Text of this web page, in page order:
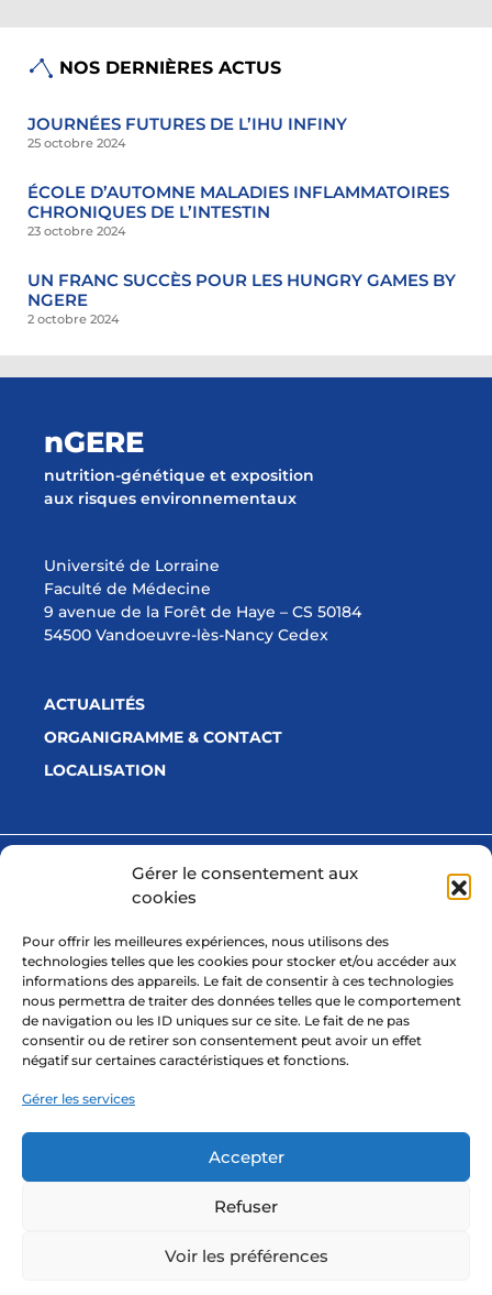
Gérer le consentement aux
cookies
Pour offrir les meilleures expériences, nous utilisons des
technologies telles que les cookies pour stocker et/ou accéder aux
informations des appareils. Le fait de consentir à ces technologies
nous permettra de traiter des données telles que le comportement
de navigation ou les ID uniques sur ce site. Le fait de ne pas
consentir ou de retirer son consentement peut avoir un effet
négatif sur certaines caractéristiques et fonctions.
Gérer les services
Accepter
Refuser
Voir les préférences
NOS DERNIÈRES ACTUS
JOURNÉES FUTURES DE L’IHU INFINY
25 octobre 2024
ÉCOLE D’AUTOMNE MALADIES INFLAMMATOIRES
CHRONIQUES DE L’INTESTIN
23 octobre 2024
UN FRANC SUCCÈS POUR LES HUNGRY GAMES BY
NGERE
2 octobre 2024
nGERE
nutrition-génétique et exposition
aux risques environnementaux
Université de Lorraine
Faculté de Médecine
9 avenue de la Forêt de Haye – CS 50184
54500 Vandoeuvre-lès-Nancy Cedex
ACTUALITÉS
ORGANIGRAMME & CONTACT
LOCALISATION
Avec la participation financière de
© 2026 nGERE - Université de Lorraine. Tous droits réservés.
Aide à la navigation
Mentions légales